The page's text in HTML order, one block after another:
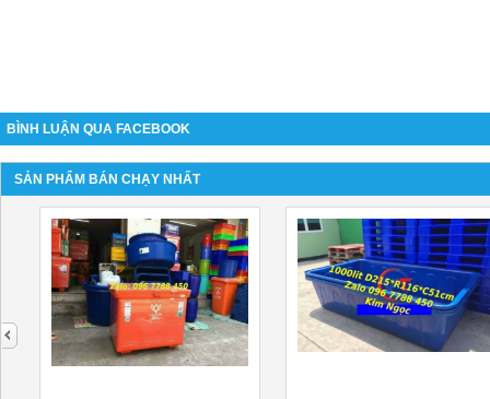
BÌNH LUẬN QUA FACEBOOK
SẢN PHẨM BÁN CHẠY NHẤT
next